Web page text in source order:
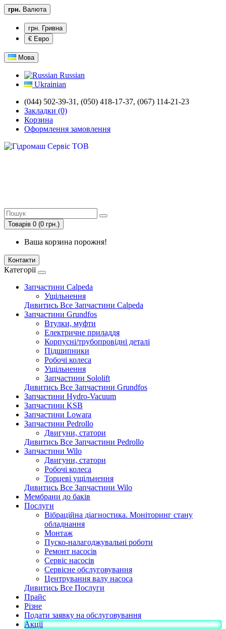
грн. Валюта
грн. Гривна
€ Евро
Мова
Russian
Ukrainian
(044) 502-39-31, (050) 418-17-37, (067) 114-21-23
Закладки (0)
Корзина
Оформлення замовлення
Товарів 0 (0 грн.)
Ваша корзина порожня!
Контакти
Категорії
Запчастини Calpeda
Ущільнення
Дивитись Все Запчастини Calpeda
Запчастини Grundfos
Втулки, муфти
Електричне приладдя
Корпусні/трубопровідні деталі
Підшипники
Робочі колеса
Ущільнення
Запчастини Sololift
Дивитись Все Запчастини Grundfos
Запчастини Hydro-Vacuum
Запчастини KSB
Запчастини Lowara
Запчастини Pedrollo
Двигуни, статори
Дивитись Все Запчастини Pedrollo
Запчастини Wilo
Двигуни, статори
Робочі колеса
Торцеві ущільнення
Дивитись Все Запчастини Wilo
Мембрани до баків
Послуги
Вібраційна діагностика. Моніторинг стану
обладнання
Монтаж
Пуско-налагоджувальні роботи
Ремонт насосів
Сервіс насосів
Сервісне обслуговування
Центрування валу насоса
Дивитись Все Послуги
Прайс
Різне
Подати заявку на обслуговування
Акції